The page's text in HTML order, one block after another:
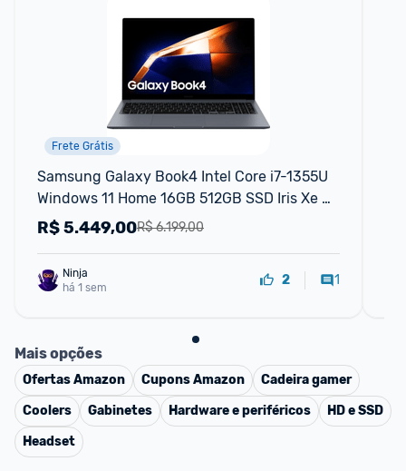
Frete Grátis
Samsung Galaxy Book4 Intel Core i7-1355U
Windows 11 Home 16GB 512GB SSD Iris Xe
15.6'' Full HD LED 1.55kg*.
R$ 6.199,00
R$5.449,00
há 1 sem
2 1
Mais opções
OfertasAmazon CuponsAmazon
Cadeira gamer
Coolers
Gabinetes Hardware e periféricos
HD e SSD
Headset